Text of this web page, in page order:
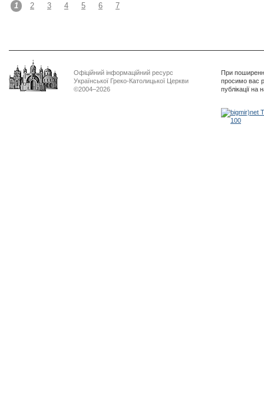
1 2 3 4 5 6 7
Офіційний інформаційний ресурс
Української Греко-Католицької Церкви
©2004–2026
При
просимо вас
публікації на